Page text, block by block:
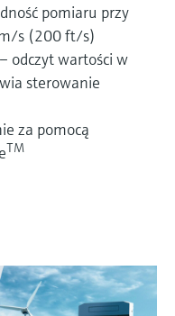
pomiaru przy
m/s (200 ft/s)
odczyt wartości w
sterowanie
za pomocą
TM